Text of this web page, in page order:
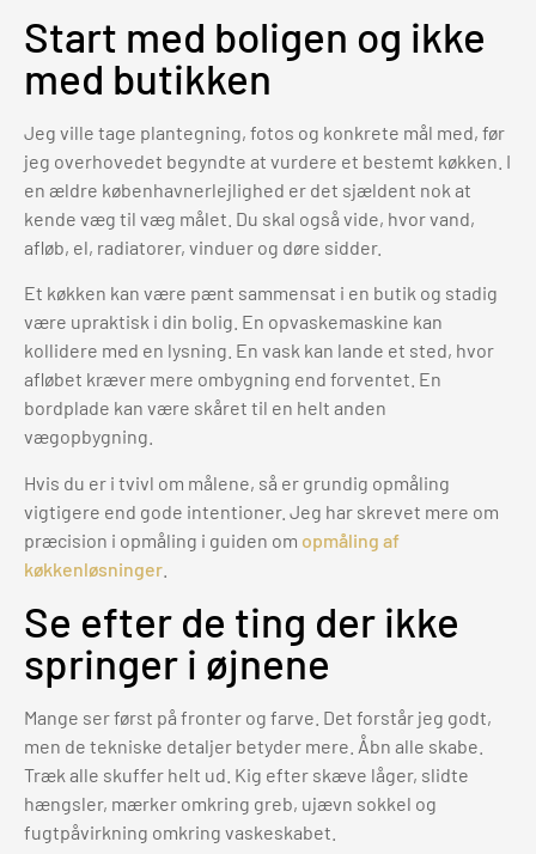
Start med boligen og ikke
med butikken
Jeg ville tage plantegning, fotos og konkrete mål med, før
jeg overhovedet begyndte at vurdere et bestemt køkken. I
en ældre københavnerlejlighed er det sjældent nok at
kende væg til væg målet. Du skal også vide, hvor vand,
afløb, el, radiatorer, vinduer og døre sidder.
Et køkken kan være pænt sammensat i en butik og stadig
være upraktisk i din bolig. En opvaskemaskine kan
kollidere med en lysning. En vask kan lande et sted, hvor
afløbet kræver mere ombygning end forventet. En
bordplade kan være skåret til en helt anden
vægopbygning.
Hvis du er i tvivl om målene, så er grundig opmåling
vigtigere end gode intentioner. Jeg har skrevet mere om
præcision i opmåling i guiden om opmåling af
køkkenløsninger
Se efter de ting der ikke
springer i øjnene
Mange ser først på fronter og farve. Det forstår jeg godt,
men de tekniske detaljer betyder mere. Åbn alle skabe.
Træk alle skuffer helt ud. Kig efter skæve låger, slidte
hængsler, mærker omkring greb, ujævn sokkel og
fugtpåvirkning omkring vaskeskabet.